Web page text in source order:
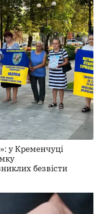
у Кременчуці
безвісти